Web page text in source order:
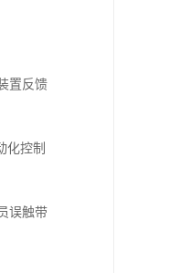
置反馈
化控制
误触带